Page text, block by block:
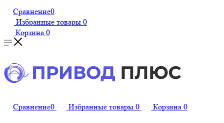
Сравнение0
Избранные товары 0
Корзина 0
Сравнение0 Избранные товары 0 Корзина 0